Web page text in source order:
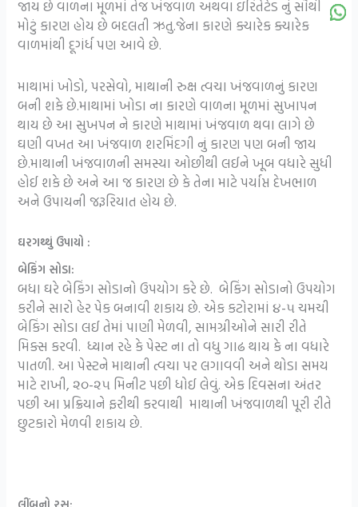
જાય છે વાળના મૂળમાં તેજ ખંજવાળ અથવા ઇરિતેટેડ નું સૌથી
મોટું કારણ હોય છે બદલતી ઋતુ.જેના કારણે ક્યારેક ક્યારેક
વાળમાંથી દૂગંર્ધ પણ આવે છે.
માથામાં ખોડો, પરસેવો, માથાની રુક્ષ ત્વચા ખંજવાળનું કારણ
બની શકે છે.માથામાં ખોડા ના કારણે વાળના મૂળમાં સુખાપન
થાય છે આ સુખપન ને કારણે માથામાં ખંજવાળ થવા લાગે છે
ઘણી વખત આ ખંજવાળ શરમિંદગી નું કારણ પણ બની જાય
છે.માથાની ખંજવાળની સમસ્યા ઓછીથી લઈને ખૂબ વધારે સુધી
હોઈ શકે છે અને આ જ કારણ છે કે તેના માટે પર્યાપ્ત દેખભાળ
અને ઉપાયની જરૂરિયાત હોય છે.
ઘરગથ્થું ઉપાયો :
બેકિંગ સોડા:
બધા ઘરે બેકિંગ સોડાનો ઉપયોગ કરે છે. બેકિંગ સોડાનો ઉપયોગ
કરીને સારો હેર પેક બનાવી શકાય છે. એક કટોરામાં ૪-૫ ચમચી
બેકિંગ સોડા લઈ તેમાં પાણી મેળવી, સામગ્રીઓને સારી રીતે
મિક્સ કરવી. ધ્યાન રહે કે પેસ્ટ ના તો વધુ ગાઢ થાય કે ના વધારે
પાતળી. આ પેસ્ટને માથાની ત્વચા પર લગાવવી અને થોડા સમય
માટે રાખી, ૨૦-૨૫ મિનીટ પછી ધોઈ લેવું. એક દિવસના અંતર
પછી આ પ્રક્રિયાને ફરીથી કરવાથી માથાની ખંજવાળથી પૂરી રીતે
છુટકારો મેળવી શકાય છે.